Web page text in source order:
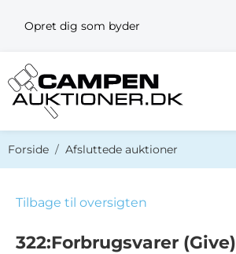
Opret dig som byder
Forside Afsluttede auktioner
Tilbage til oversigten
322:Forbrugsvarer (Give)